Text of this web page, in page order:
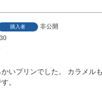
購入者
非公開
かいプリンでした。 カラメル
。